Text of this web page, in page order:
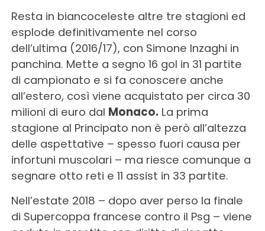
Resta in biancoceleste altre tre stagioni ed
esplode definitivamente nel corso
dell’ultima (2016/17), con Simone Inzaghi in
panchina. Mette a segno 16 gol in 31 partite
di campionato e si fa conoscere anche
all’estero, così viene acquistato per circa 30
milioni di euro dal Monaco. La prima
stagione al Principato non è però all’altezza
delle aspettative – spesso fuori causa per
infortuni muscolari – ma riesce comunque a
segnare otto reti e 11 assist in 33 partite.
Nell’estate 2018 – dopo aver perso la finale
di Supercoppa francese contro il Psg – viene